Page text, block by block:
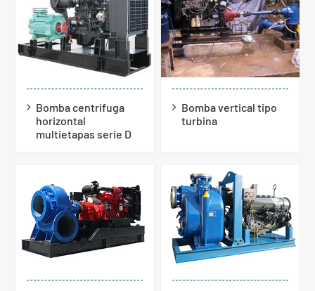
Bomba centrífuga
horizontal
multietapas serie D
Bomba vertical tipo
turbina